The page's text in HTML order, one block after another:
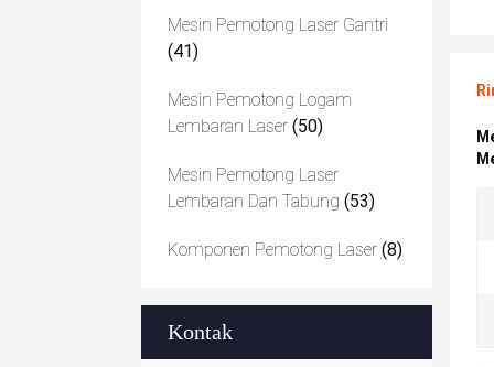
Mesin Pemotong Laser Gantri
(41)
Mesin Pemotong Logam
Lembaran Laser (50)
Mesin Pemotong Laser
Lembaran Dan Tabung (53)
Komponen Pemotong Laser (8)
Kontak